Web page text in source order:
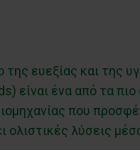
ευεξίας και της
είναι ένα από τα
που
ολιστικές λύσεις